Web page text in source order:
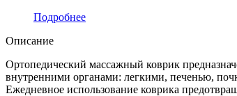
Подробнее
Описание
Ортопедический массажный коврик
внутренними органами: легкими, печенью,
Ежедневное использование коврика